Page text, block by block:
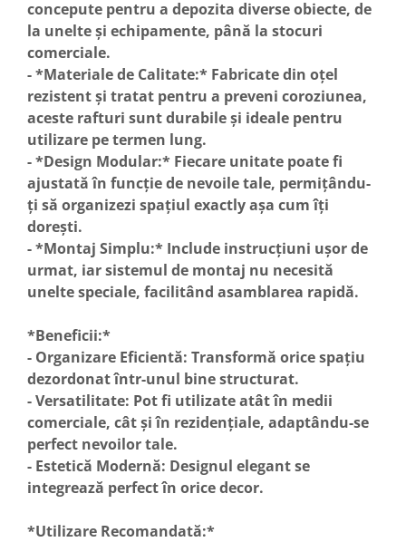
concepute pentru a depozita diverse obiecte, de
la unelte și echipamente, până la stocuri
comerciale.
- *Materiale de Calitate:* Fabricate din oțel
rezistent și tratat pentru a preveni coroziunea,
aceste rafturi sunt durabile și ideale pentru
utilizare pe termen lung.
- *Design Modular:* Fiecare unitate poate fi
ajustată în funcție de nevoile tale, permițându-
ți să organizezi spațiul exactly așa cum îți
dorești.
- *Montaj Simplu:* Include instrucțiuni ușor de
urmat, iar sistemul de montaj nu necesită
unelte speciale, facilitând asamblarea rapidă.
*Beneficii:*
- Organizare Eficientă: Transformă orice spațiu
dezordonat într-unul bine structurat.
- Versatilitate: Pot fi utilizate atât în medii
comerciale, cât și în rezidențiale, adaptându-se
perfect nevoilor tale.
- Estetică Modernă: Designul elegant se
integrează perfect în orice decor.
*Utilizare Recomandată:*